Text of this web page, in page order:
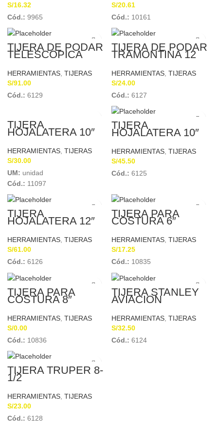
S/16.32
Cód.: 9965
S/20.61
Cód.: 10161
TIJERA DE PODAR
TELESCOPICA
TRUPER
HERRAMIENTAS TIJERAS
S/91.00
Cód.: 6129
TIJERA DE PODAR
TRAMONTINA 12
HERRAMIENTAS TIJERAS
S/24.00
Cód.: 6127
TIJERA
HOJALATERA 10″
PRETUL 26050
HERRAMIENTAS TIJERAS
S/30.00
UM: unidad
Cód.: 11097
TIJERA
HOJALATERA 10″
STANLEY
HERRAMIENTAS, TIJERAS
S/45.50
Cód.: 6125
TIJERA
HOJALATERA 12″
STANLEY
HERRAMIENTAS, TIJERAS
S/61.00
Cód.: 6126
TIJERA PARA
COSTURA 6″
INOXIDABLE OJO
GRANDE PRETUL
23160
HERRAMIENTAS, TIJERAS
S/17.25
Cód.: 10835
TIJERA PARA
COSTURA 8″
INOXIDABLE OJO
GRANDE PRETUL
HERRAMIENTAS TIJERAS
S/0.00
Cód.: 10836
TIJERA STANLEY
AVIACION
HERRAMIENTAS TIJERAS
S/32.50
Cód.: 6124
TIJERA TRUPER 8-
1/2
HERRAMIENTAS TIJERAS
S/23.00
Cód.: 6128